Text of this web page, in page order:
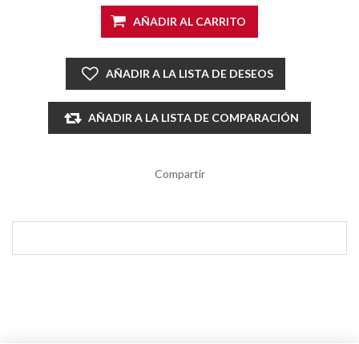
AÑADIR AL CARRITO
AÑADIR A LA LISTA DE DESEOS
AÑADIR A LA LISTA DE COMPARACIÓN
Compartir